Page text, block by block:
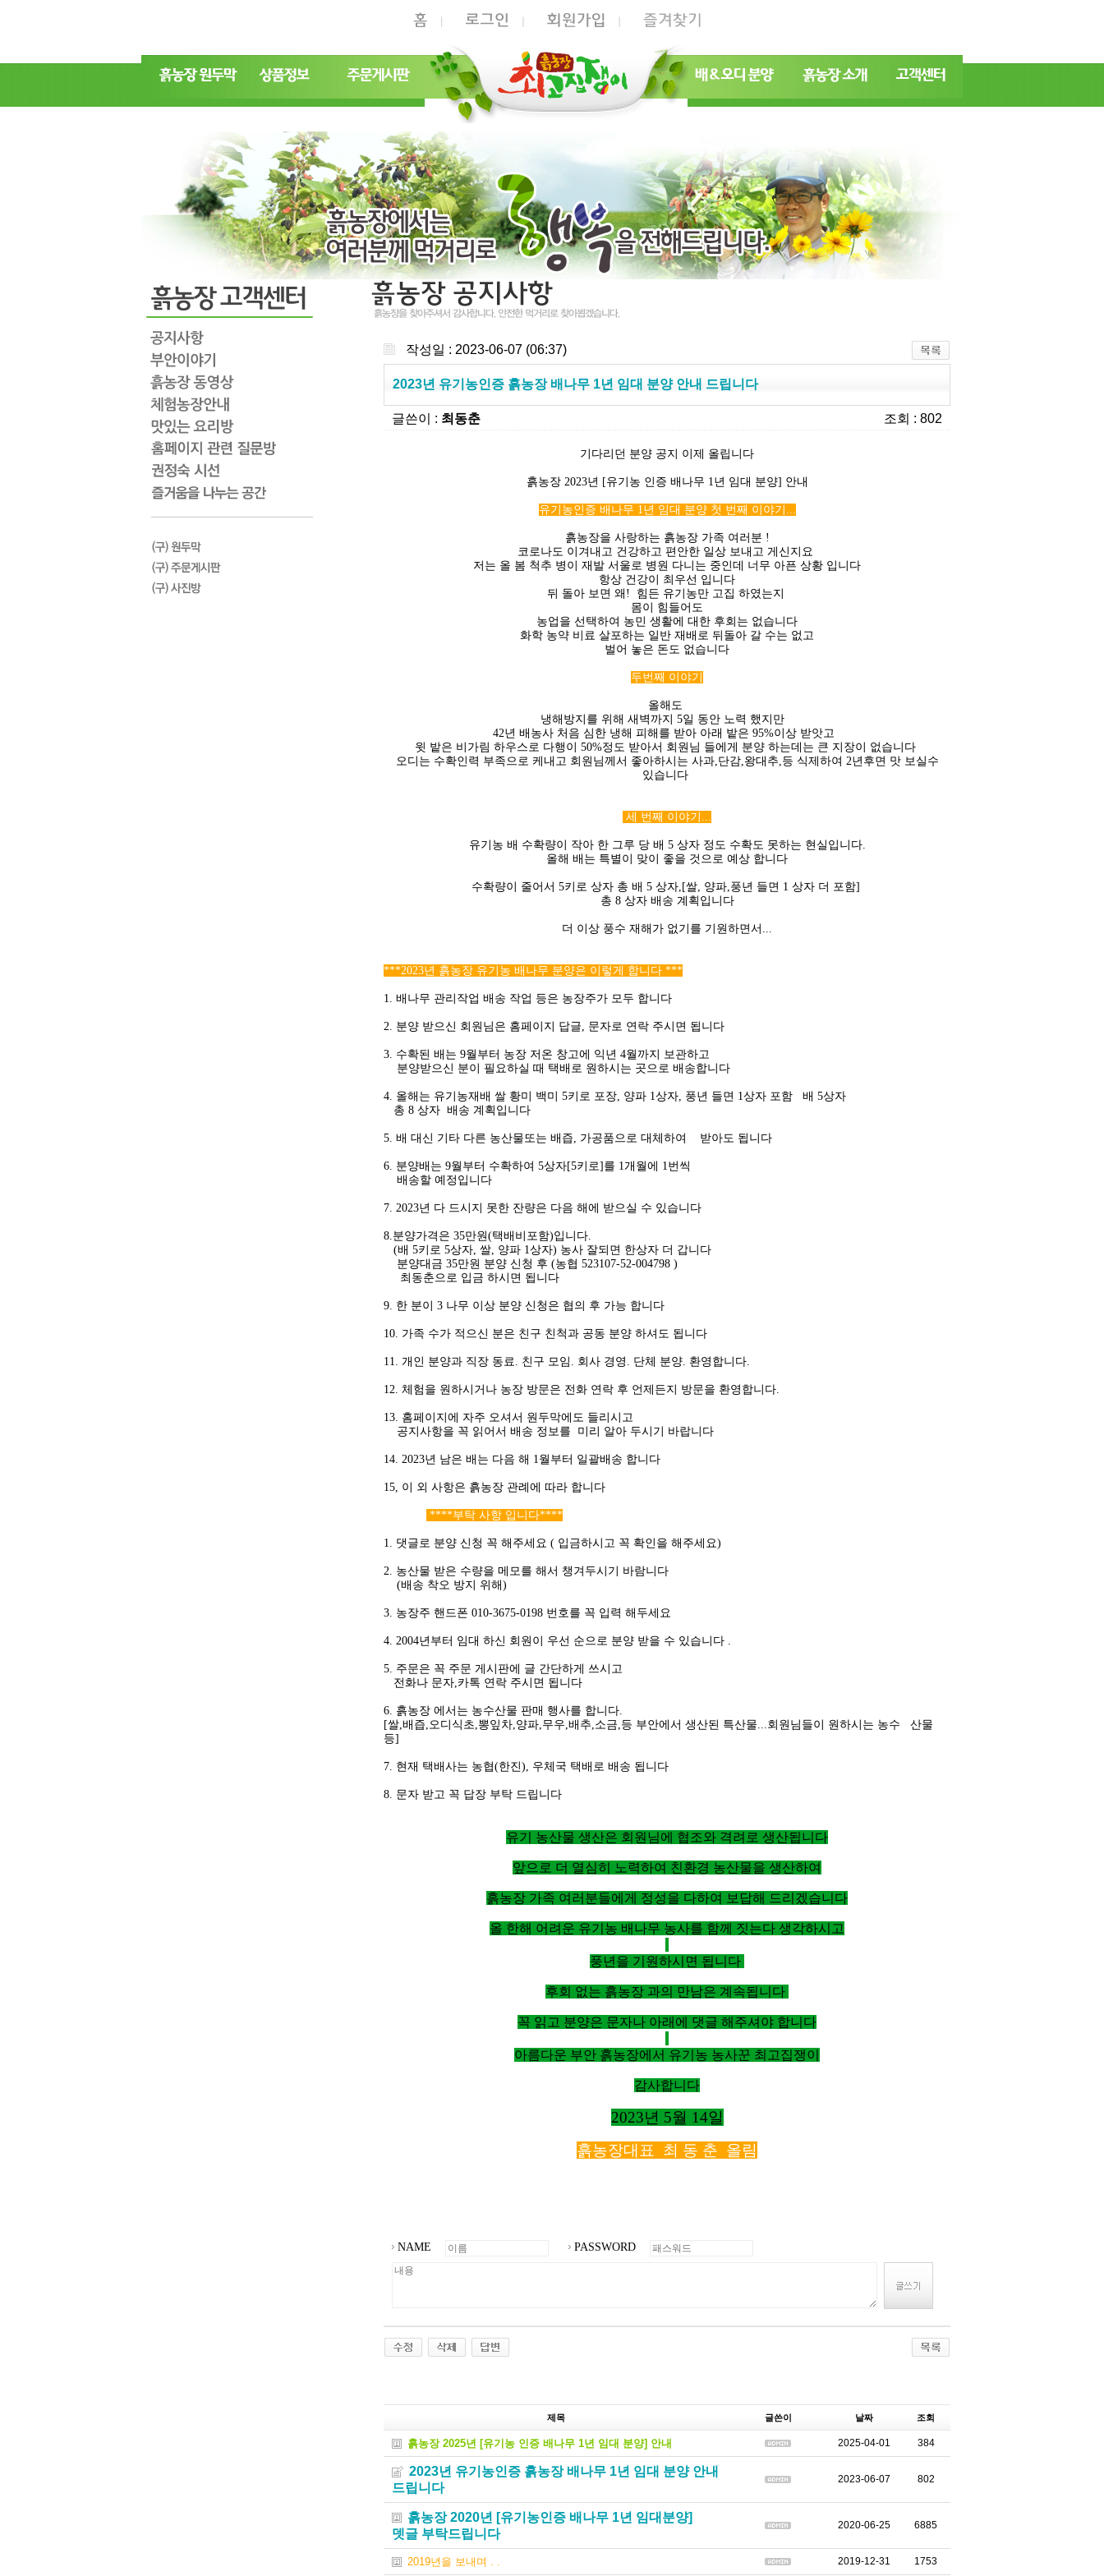
작성일 : 2023-06-07 (06:37)
2023년 유기농인증 흙농장 배나무 1년 임대 분양 안내 드립니다
글쓴이 : 최동춘 조회 : 802
기다리던 분양 공지 이제 올립니다
흙농장 2023년 [유기농 인증 배나무 1년 임대 분양] 안내
유기농인증 배나무 1년 임대 분양 첫 번째 이야기...
흙농장을 사랑하는 흙농장 가족 여러분 !
코로나도 이겨내고 건강하고 편안한 일상 보내고 게신지요
저는 올 봄 척추 병이 재발 서울로 병원 다니는 중인데 너무 아픈 상황 입니다
항상 건강이 최우선 입니다
뒤 돌아 보면 왜! 힘든 유기농만 고집 하였는지
몸이 힘들어도
농업을 선택하여 농민 생활에 대한 후회는 없습니다
화학 농약 비료 살포하는 일반 재배로 뒤돌아 갈 수는 없고
벌어 놓은 돈도 없습니다
두번째 이야기
올해도
냉해방지를 위해 새벽까지 5일 동안 노력 했지만
42년 배농사 처음 심한 냉해 피해를 받아 아래 밭은 95%이상 받앗고
윗 밭은 비가림 하우스로 다행이 50%정도 받아서 회원님 들에게 분양 하는데는 큰 지장이 없습니다
오디는 수확인력 부족으로 케내고 회원님께서 좋아하시는 사과,단감,왕대추,등 식제하여 2년후면 맛 보실수
있습니다
세 번째 이야기...
유기농 배 수확량이 작아 한 그루 당 배 5 상자 정도 수확도 못하는 현실입니다.
올해 배는 특별이 맞이 좋을 것으로 예상 합니다
수확량이 줄어서 5키로 상자 총 배 5 상자,[쌀, 양파,풍년 들면 1 상자 더 포함]
총 8 상자 배송 계획입니다
더 이상 풍수 재해가 없기를 기원하면서...
***2023년 흙농장 유기농 배나무 분양은 이렇게 합니다 ***
1. 배나무 관리작업 배송 작업 등은 농장주가 모두 합니다
2. 분양 받으신 회원님은 홈페이지 답글, 문자로 연락 주시면 됩니다
3. 수확된 배는 9월부터 농장 저온 창고에 익년 4월까지 보관하고
분양받으신 분이 필요하실 때 택배로 원하시는 곳으로 배송합니다
4. 올해는 유기농재배 쌀 황미 백미 5키로 포장, 양파 1상자, 풍년 들면 1상자 포함 배 5상자
총 8 상자 배송 계획입니다
5. 배 대신 기타 다른 농산물또는 배즙, 가공품으로 대체하여 받아도 됩니다
6. 분양배는 9월부터 수확하여 5상자[5키로]를 1개월에 1번씩
배송할 예정입니다
7. 2023년 다 드시지 못한 잔량은 다음 해에 받으실 수 있습니다
8.분양가격은 35만원(택배비포함)입니다.
(배 5키로 5상자, 쌀, 양파 1상자) 농사 잘되면 한상자 더 갑니다
분양대금 35만원 분양 신청 후 (농협 523107-52-004798 )
최동춘으로 입금 하시면 됩니다
9. 한 분이 3 나무 이상 분양 신청은 협의 후 가능 합니다
10. 가족 수가 적으신 분은 친구 친척과 공동 분양 하셔도 됩니다
11. 개인 분양과 직장 동료. 친구 모임. 회사 경영. 단체 분양. 환영합니다.
12. 체험을 원하시거나 농장 방문은 전화 연락 후 언제든지 방문을 환영합니다.
13. 홈페이지에 자주 오셔서 원두막에도 들리시고
공지사항을 꼭 읽어서 배송 정보를 미리 알아 두시기 바랍니다
14. 2023년 남은 배는 다음 해 1월부터 일괄배송 합니다
15, 이 외 사항은 흙농장 관례에 따라 합니다
****부탁 사항 입니다****
1. 댓글로 분양 신청 꼭 해주세요 ( 입금하시고 꼭 확인을 해주세요)
2. 농산물 받은 수량을 메모를 해서 챙겨두시기 바람니다
(배송 착오 방지 위해)
3. 농장주 핸드폰 010-3675-0198 번호를 꼭 입력 해두세요
4. 2004년부터 임대 하신 회원이 우선 순으로 분양 받을 수 있습니다 .
5. 주문은 꼭 주문 게시판에 글 간단하게 쓰시고
전화나 문자,카톡 연락 주시면 됩니다
6. 흙농장 에서는 농수산물 판매 행사를 합니다.
[쌀,배즙,오디식초,뽕잎차,양파,무우,배추,소금,등 부안에서 생산된 특산물...회원님들이 원하시는 농수 산물
등]
7. 현재 택배사는 농협(한진), 우체국 택배로 배송 됩니다
8. 문자 받고 꼭 답장 부탁 드립니다
유기 농산물 생산은 회원님에 협조와 격려로 생산됩니다
앞으로 더 열심히 노력하여 친환경 농산물을 생산하여
흙농장 가족 여러분들에게 정성을 다하여 보답해 드리겠습니다
올 한해 어려운 유기농 배나무 농사를 함께 짓는다 생각하시고
풍년을 기원하시면 됩니다
후회 없는 흙농장 과의 만남은 계속됩니다
꼭 읽고 분양은 문자나 아래에 댓글 해주셔야 합니다
아름다운 부안 흙농장에서 유기농 농사꾼 최고집쟁이
감사합니다
2023년 5월 14일
흙농장대표 최 동 춘 올림
NAME PASSWORD
제목 글쓴이 날짜 조회
흙농장 2025년 [유기농 인증 배나무 1년 임대 분양] 안내 2025-04-01 384
2023년 유기농인증 흙농장 배나무 1년 임대 분양 안내
드립니다
2023-06-07 802
흙농장 2020년 [유기농인증 배나무 1년 임대분양]
뎃글 부탁드립니다
2020-06-25 6885
2019년을 보내며 . . 2019-12-31 1753